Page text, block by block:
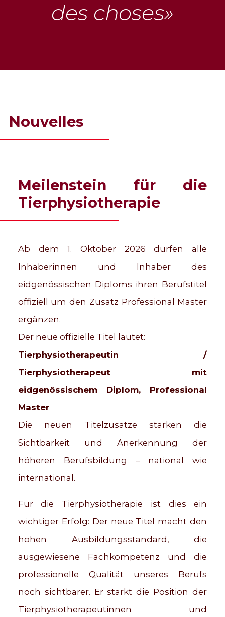
des choses»
Nouvelles
Meilenstein für die
Tierphysiotherapie
Ab dem 1. Oktober 2026 dürfen alle
Inhaberinnen und Inhaber des
eidgenössischen Diploms ihren Berufstitel
offiziell um den Zusatz Professional Master
ergänzen.
Der neue offizielle Titel lautet:
Tierphysiotherapeutin /
Tierphysiotherapeut mit
eidgenössischem Diplom, Professional
Master
Die neuen Titelzusätze stärken die
Sichtbarkeit und Anerkennung der
höheren Berufsbildung – national wie
international.
Für die Tierphysiotherapie ist dies ein
wichtiger Erfolg: Der neue Titel macht den
hohen Ausbildungsstandard, die
ausgewiesene Fachkompetenz und die
professionelle Qualität unseres Berufs
noch sichtbarer. Er stärkt die Position der
Tierphysiotherapeutinnen und